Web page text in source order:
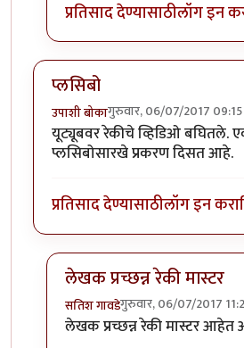
प्रतिसाद देण्यासाठीलॉग इन
प्लसिबो
उपाशी बोकागुरुवार, 06/07/2017 09:15
यूट्यूबवर रेकीचे व्हिडिओ बघितले.
प्लसिबोसारखे प्रकरण दिसत आहे.
प्रतिसाद देण्यासाठीलॉग इन करा
लेखक प्रच्छन्न रेकी मास्टर
सतिश गावडेगुरुवार, 06/07/2017
In reply toप्लसिबोbyउपाशी
लेखक प्रच्छन्न रेकी मास्टर आहेत